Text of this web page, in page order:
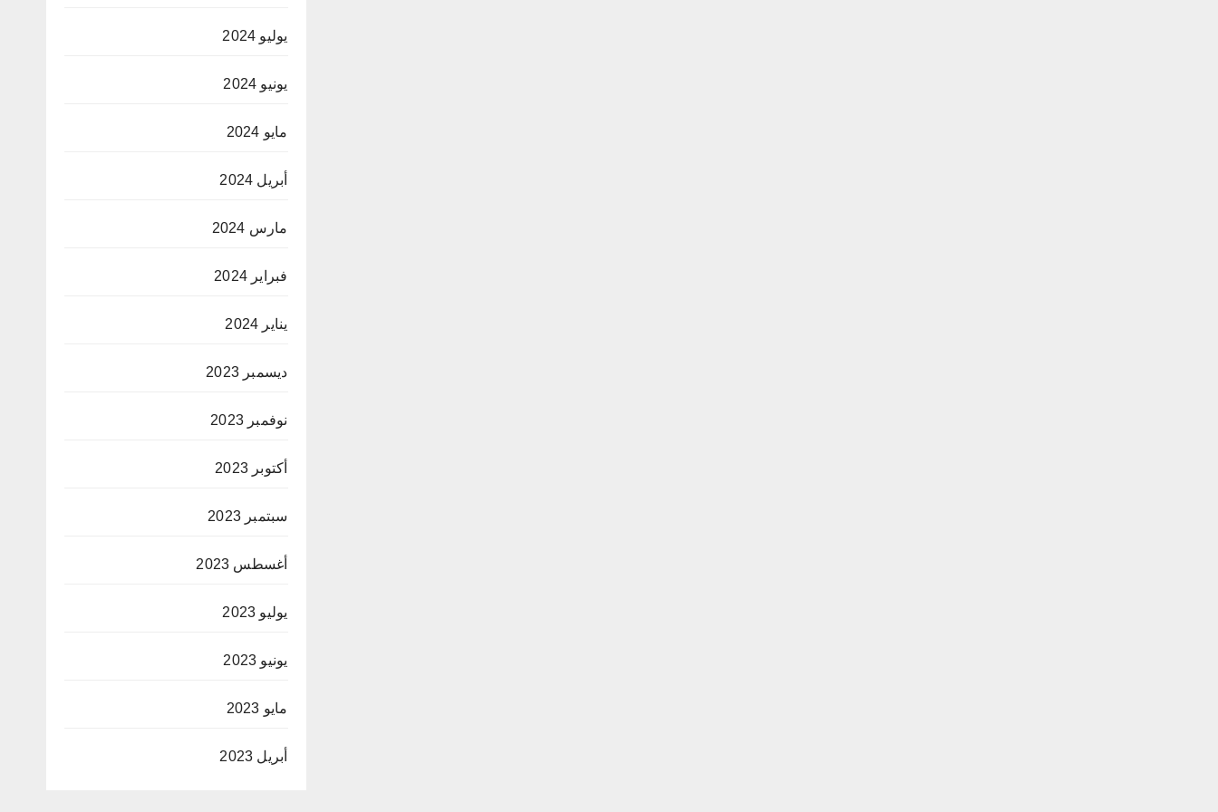
يوليو 2024
يونيو 2024
مايو 2024
أبريل 2024
مارس 2024
فبراير 2024
يناير 2024
ديسمبر 2023
نوفمبر 2023
أكتوبر 2023
سبتمبر 2023
أغسطس 2023
يوليو 2023
يونيو 2023
مايو 2023
أبريل 2023